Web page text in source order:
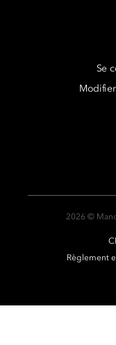
Se
2026 ©
Règlement